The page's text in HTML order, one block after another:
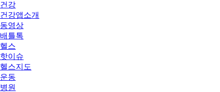
건강
건강앱소개
동영상
배틀톡
헬스
핫이슈
헬스지도
운동
병원